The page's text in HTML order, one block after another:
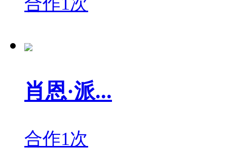
肖恩·派...
合作1次